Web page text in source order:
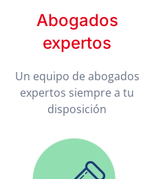
Abogados
expertos
Un equipo de abogados
expertos siempre a tu
disposición